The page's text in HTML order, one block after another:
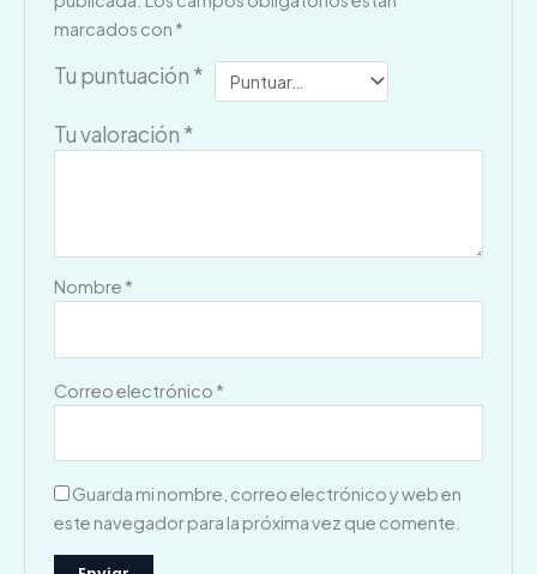
marcados con *
Tu puntuación *
Tu valoración *
Nombre *
Correo electrónico *
Guarda mi nombre, correo electrónico y web en
este navegador para la próxima vez que comente.